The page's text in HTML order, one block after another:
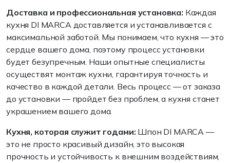
Доставка и профессиональная установка: Каждая
кухня DI MARCA доставляется и устанавливается с
максимальной заботой. Мы понимаем, что кухня — это
сердце вашего дома, поэтому процесс установки
будет безупречным. Наши опытные специалисты
осуществят монтаж кухни, гарантируя точность и
качество в каждой детали. Весь процесс — от заказа
до установки — пройдет без проблем, а кухня станет
украшением вашего дома.
Кухня, которая служит годами: Шпон DI MARCA —
это не просто красивый дизайн, это высокая
прочность и устойчивость к внешним воздействиям,